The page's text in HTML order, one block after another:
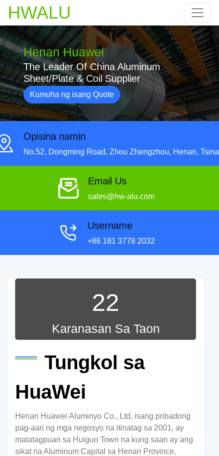
HWALU
Henan Huawei
The Leader Of China Aluminum
Sheet/Plate & Coil Supplier
Kumuha ng isang Quote
Opisina namin
No.52, Dongming Road, Zhou Zhengzhou, Henan, Tsina
Email Us
sales@hw-alu.com
Username
+86 181 3778 2032
22
Karanasan Sa Taon
Tungkol sa
HuaWei
Henan Huawei Aluminyo Co., Ltd, isang pribadong
pag-aari ng mga negosyo na itinatag sa 2001, ay
matatagpuan sa Huiguo Town na kung saan ay ang
sikat na Aluminum Capital sa Henan Province,